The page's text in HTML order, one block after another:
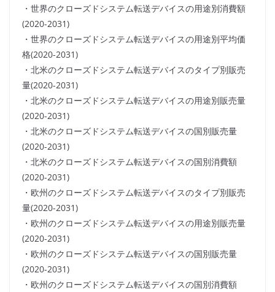
・世界のクローズドシステム転送デバイスの用途別消費額
(2020-2031)
・世界のクローズドシステム転送デバイスの用途別平均価
格(2020-2031)
・北米のクローズドシステム転送デバイスのタイプ別販売
量(2020-2031)
・北米のクローズドシステム転送デバイスの用途別販売量
(2020-2031)
・北米のクローズドシステム転送デバイスの国別販売量
(2020-2031)
・北米のクローズドシステム転送デバイスの国別消費額
(2020-2031)
・欧州のクローズドシステム転送デバイスのタイプ別販売
量(2020-2031)
・欧州のクローズドシステム転送デバイスの用途別販売量
(2020-2031)
・欧州のクローズドシステム転送デバイスの国別販売量
(2020-2031)
・欧州のクローズドシステム転送デバイスの国別消費額